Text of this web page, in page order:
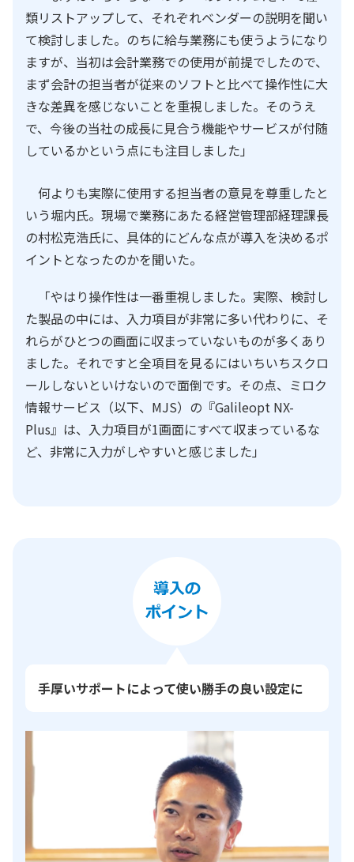
類リストアップして、それぞれベンダーの説明を聞い
て検討しました。のちに給与業務にも使うようになり
ますが、当初は会計業務での使用が前提でしたので、
まず会計の担当者が従来のソフトと比べて操作性に大
きな差異を感じないことを重視しました。そのうえ
で、今後の当社の成長に見合う機能やサービスが付随
しているかという点にも注目しました」
何よりも実際に使用する担当者の意見を尊重したと
いう堀内氏。現場で業務にあたる経営管理部経理課長
の村松克浩氏に、具体的にどんな点が導入を決めるポ
イントとなったのかを聞いた。
「やはり操作性は一番重視しました。実際、検討し
た製品の中には、入力項目が非常に多い代わりに、そ
れらがひとつの画面に収まっていないものが多くあり
ました。それですと全項目を見るにはいちいちスクロ
ールしないといけないので面倒です。その点、ミロク
情報サービス（以下、MJS）の『Galileopt NX-
Plus』は、入力項目が1画面にすべて収まっているな
ど、非常に入力がしやすいと感じました」
手厚いサポートによって使い勝手の良い設定に